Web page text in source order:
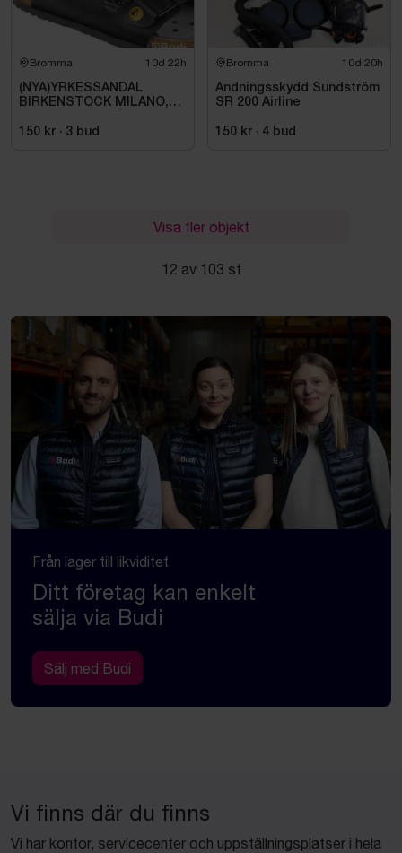
Bromma 10d 22h
(NYA)YRKESSANDAL
BIRKENSTOCK MILANO,
SVART. STL 42
150 kr · 3 bud
Bromma 10d 20h
Andningsskydd Sundström
SR 200 Airline
150 kr · 4 bud
Visa fler objekt
12 av 103 st
Från lager till likviditet
Ditt företag kan enkelt
sälja via Budi
Sälj med Budi
Vi finns där du finns
Vi har kontor, servicecenter och uppställningsplatser i hela